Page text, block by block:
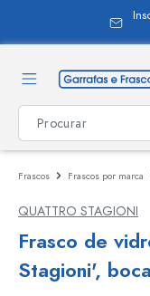
Frascos Frascos por marca
QUATTRO STAGIONI
Frasco de
Stagioni',